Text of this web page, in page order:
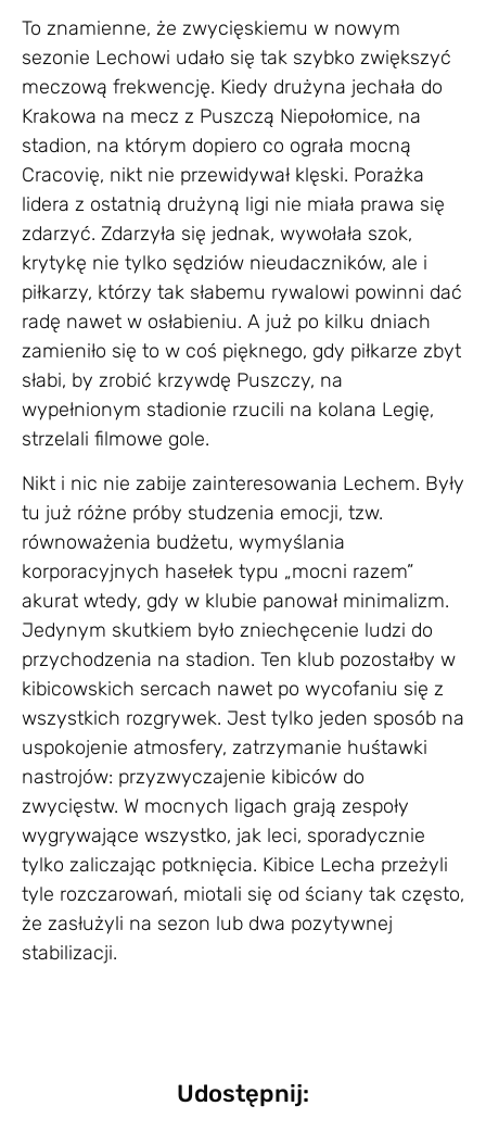
To znamienne, że zwycięskiemu w nowym
sezonie Lechowi udało się tak szybko zwiększyć
meczową frekwencję. Kiedy drużyna jechała do
Krakowa na mecz z Puszczą Niepołomice, na
stadion, na którym dopiero co ograła mocną
Cracovię, nikt nie przewidywał klęski. Porażka
lidera z ostatnią drużyną ligi nie miała prawa się
zdarzyć. Zdarzyła się jednak, wywołała szok,
krytykę nie tylko sędziów nieudaczników, ale i
piłkarzy, którzy tak słabemu rywalowi powinni dać
radę nawet w osłabieniu. A już po kilku dniach
zamieniło się to w coś pięknego, gdy piłkarze zbyt
słabi, by zrobić krzywdę Puszczy, na
wypełnionym stadionie rzucili na kolana Legię,
strzelali filmowe gole.
Nikt i nic nie zabije zainteresowania Lechem. Były
tu już różne próby studzenia emocji, tzw.
równoważenia budżetu, wymyślania
korporacyjnych hasełek typu „mocni razem”
akurat wtedy, gdy w klubie panował minimalizm.
Jedynym skutkiem było zniechęcenie ludzi do
przychodzenia na stadion. Ten klub pozostałby w
kibicowskich sercach nawet po wycofaniu się z
wszystkich rozgrywek. Jest tylko jeden sposób na
uspokojenie atmosfery, zatrzymanie huśtawki
nastrojów: przyzwyczajenie kibiców do
zwycięstw. W mocnych ligach grają zespoły
wygrywające wszystko, jak leci, sporadycznie
tylko zaliczając potknięcia. Kibice Lecha przeżyli
tyle rozczarowań, miotali się od ściany tak często,
że zasłużyli na sezon lub dwa pozytywnej
stabilizacji.
Udostępnij: